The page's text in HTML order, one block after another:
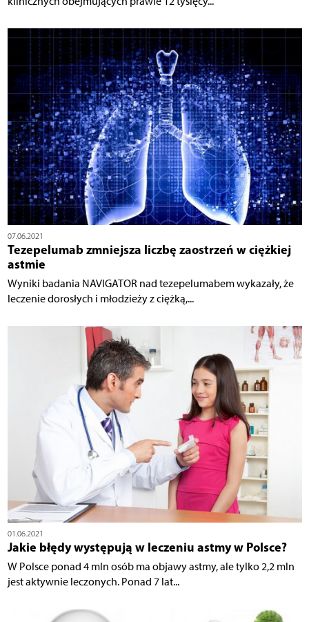
07.06.2021
Tezepelumab zmniejsza liczbę zaostrzeń w ciężkiej
astmie
Wyniki badania NAVIGATOR nad tezepelumabem wykazały, że
leczenie dorosłych i młodzieży z ciężką,...
01.06.2021
Jakie błędy występują w leczeniu astmy w Polsce?
W Polsce ponad 4 mln osób ma objawy astmy, ale tylko 2,2 mln
jest aktywnie leczonych. Ponad 7 lat...